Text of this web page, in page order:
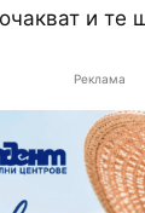
и те
Реклама